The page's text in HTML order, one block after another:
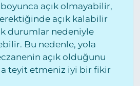
açık olmayabilir,
açık kalabilir
durumlar nedeniyle
Bu nedenle, yola
açık olduğunu
teyit etmeniz iyi bir fikir